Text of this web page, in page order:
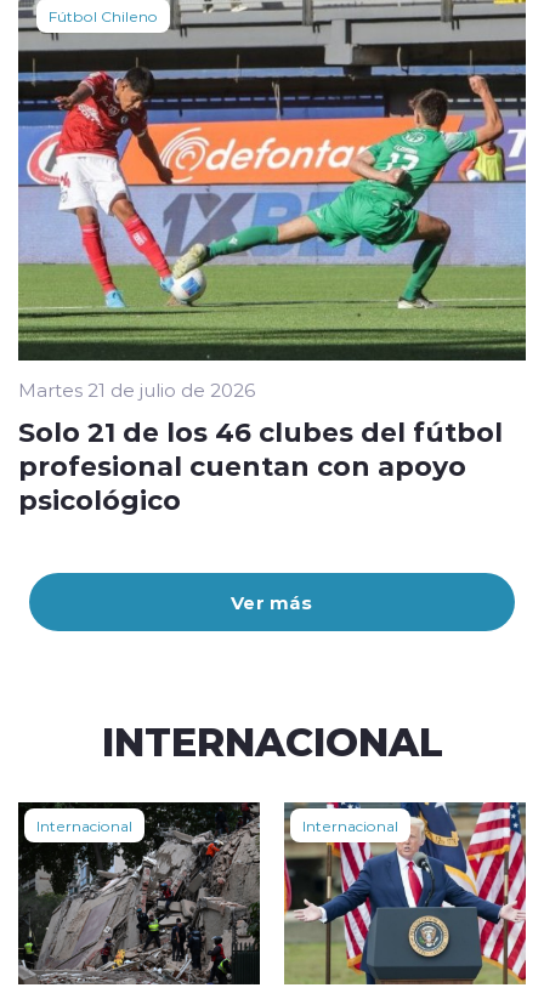
Ver más
Fútbol Chileno
Martes 21 de julio de 2026
Solo 21 de los 46 clubes del fútbol
profesional cuentan con apoyo
psicológico
INTERNACIONAL
Internacional Internacional